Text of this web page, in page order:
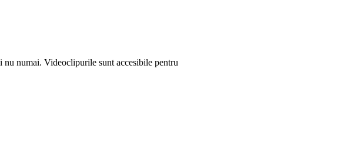
nu numai. Videoclipurile sunt accesibile pentru